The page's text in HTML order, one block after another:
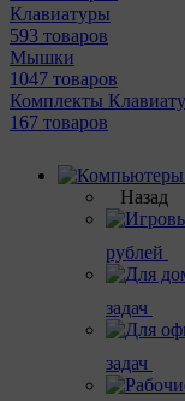
Клавиатуры
593 товаров
Мышки
1047 товаров
Комплекты
167 товаров
Назад
рублей
задач
задач